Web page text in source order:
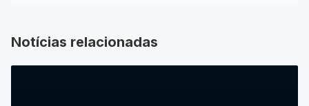
Notícias relacionadas